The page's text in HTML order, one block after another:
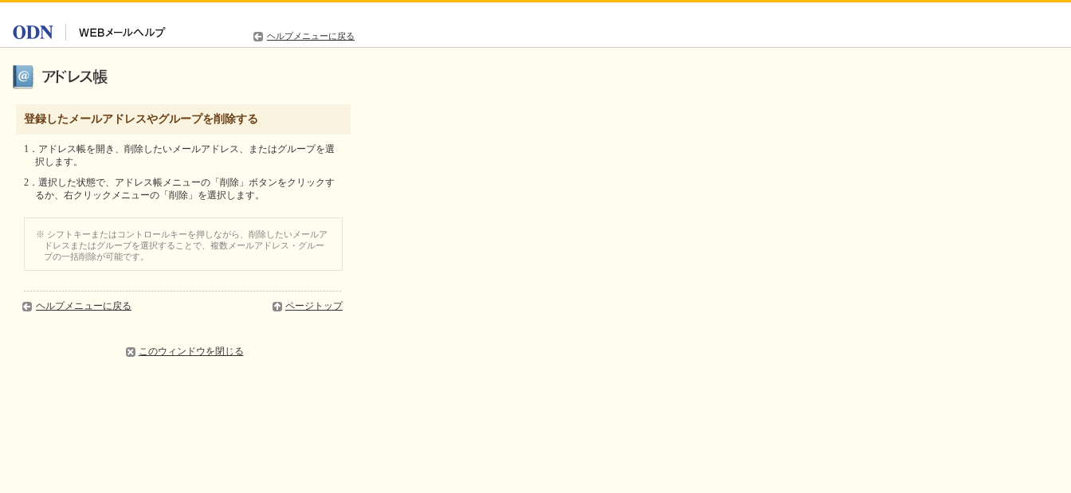
ヘルプメニューに戻る
登録したメールアドレスやグループを削除する
1．アドレス帳を開き、削除したいメールアドレス、またはグループを選
択します。
2．選択した状態で、アドレス帳メニューの「削除」ボタンをクリックす
るか、右クリックメニューの「削除」を選択します。
※ シフトキーまたはコントロールキーを押しながら、削除したいメールア
ドレスまたはグループを選択することで、複数メールアドレス・グルー
プの一括削除が可能です。
ヘルプメニューに戻る ページトップ
このウィンドウを閉じる